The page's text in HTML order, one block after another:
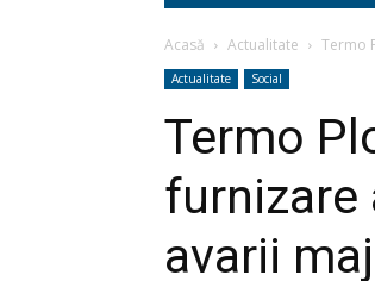
Acasă Actualitate Termo
Actualitate Social
Termo
furnizare
avarii